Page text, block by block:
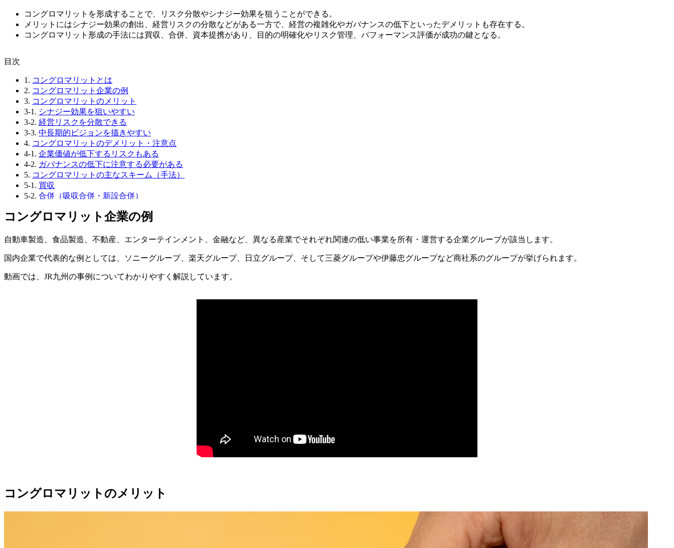
コングロマリットを形成することで、リスク分散やシナジー効果を狙うことができる。
メリットにはシナジー効果の創出、経営リスクの分散などがある一方で、経営の複雑化やガバナンスの低下といったデメリットも存在する。
コングロマリット形成の手法には買収、合併、資本提携があり、目的の明確化やリスク管理、パフォーマンス評価が成功の鍵となる。
⽬次
1. コングロマリットとは
2. コングロマリット企業の例
3. コングロマリットのメリット
3-1. シナジー効果を狙いやすい
3-2. 経営リスクを分散できる
3-3. 中長期的ビジョンを描きやすい
4. コングロマリットのデメリット・注意点
4-1. 企業価値が低下するリスクもある
4-2. ガバナンスの低下に注意する必要がある
5. コングロマリットの主なスキーム（手法）
5-1. 買収
5-2. 合併（吸収合併・新設合併）
6.コングロマリットとコンツェルンの違い
7-1.①水平型多角化戦略
7-3.③集中型多角化戦略
8-1. 目的と戦略の明確化
コングロマリット企業の例
自動車製造、食品製造、不動産、エンターテインメント、金融など、異なる産業でそれぞれ関連の低い事業を所有・運営する企業グループが該当します。
国内企業で代表的な例としては、ソニーグループ、楽天グループ、日立グループ、そして三菱グループや伊藤忠グループなど商社系のグループが挙げられます。
動画では、JR九州の事例についてわかりやすく解説しています。
コングロマリットのメリット